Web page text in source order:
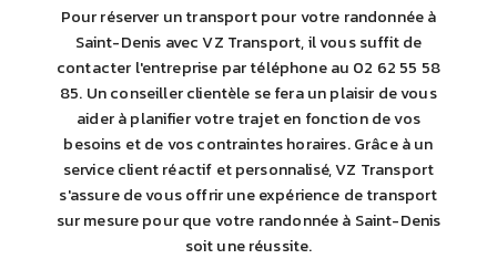
Pour réserver un transport pour votre randonnée à
Saint-Denis avec VZ Transport, il vous suffit de
contacter l'entreprise par téléphone au 02 62 55 58
85. Un conseiller clientèle se fera un plaisir de vous
aider à planifier votre trajet en fonction de vos
besoins et de vos contraintes horaires. Grâce à un
service client réactif et personnalisé, VZ Transport
s'assure de vous offrir une expérience de transport
sur mesure pour que votre randonnée à Saint-Denis
soit une réussite.